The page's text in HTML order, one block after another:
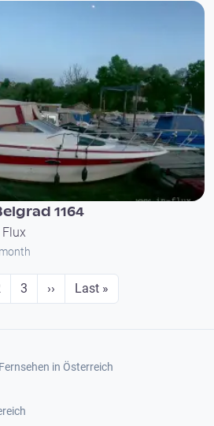
1164
Flux
Seite
3 Next page
›› Last page
Last »
in Österreich